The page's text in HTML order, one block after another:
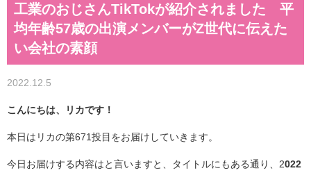
工業のおじさんTikTokが紹介されました 平
均年齢57歳の出演メンバーがZ世代に伝えた
い会社の素顔
2022.12.5
こんにちは、リカです！
本日はリカの第671投目をお届けしていきます。
今日お届けする内容はと言いますと、タイトルにもある通り、2022